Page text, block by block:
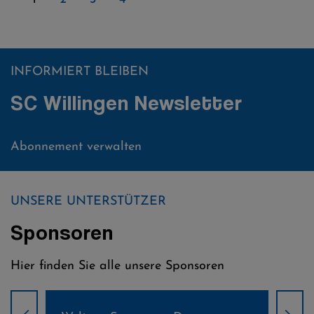
INFORMIERT BLEIBEN
SC Willingen Newsletter
Abonnement verwalten
UNSERE UNTERSTÜTZER
Sponsoren
Hier finden Sie alle unsere Sponsoren